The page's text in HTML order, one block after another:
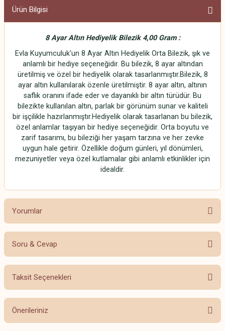
Ürün Bilgisi
8 Ayar Altın Hediyelik Bilezik 4,00 Gram :
Evla Kuyumculuk'un 8 Ayar Altın Hediyelik Orta Bilezik, şık ve
anlamlı bir hediye seçeneğidir. Bu bilezik, 8 ayar altından
üretilmiş ve özel bir hediyelik olarak tasarlanmıştır.Bilezik, 8
ayar altın kullanılarak özenle üretilmiştir. 8 ayar altın, altının
saflık oranını ifade eder ve dayanıklı bir altın türüdür. Bu
bilezikte kullanılan altın, parlak bir görünüm sunar ve kaliteli
bir işçilikle hazırlanmıştır.Hediyelik olarak tasarlanan bu bilezik,
özel anlamlar taşıyan bir hediye seçeneğidir. Orta boyutu ve
zarif tasarımı, bu bileziği her yaşam tarzına ve her zevke
uygun hale getirir. Özellikle doğum günleri, yıl dönümleri,
mezuniyetler veya özel kutlamalar gibi anlamlı etkinlikler için
idealdir.
Yorumlar
Bu ürüne ilk yorumu siz yapın!
Soru & Cevap
Ürün hakkında henüz soru sorulmamış.
Taksit Seçenekleri
Önerileriniz